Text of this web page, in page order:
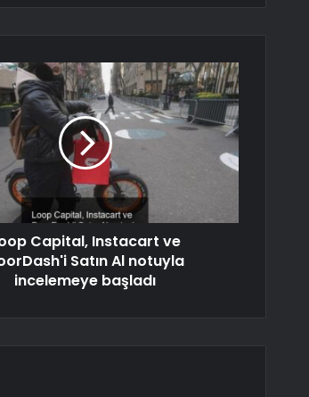
Capital, Instacart ve
Satın Al notuyla
incelemeye başladı